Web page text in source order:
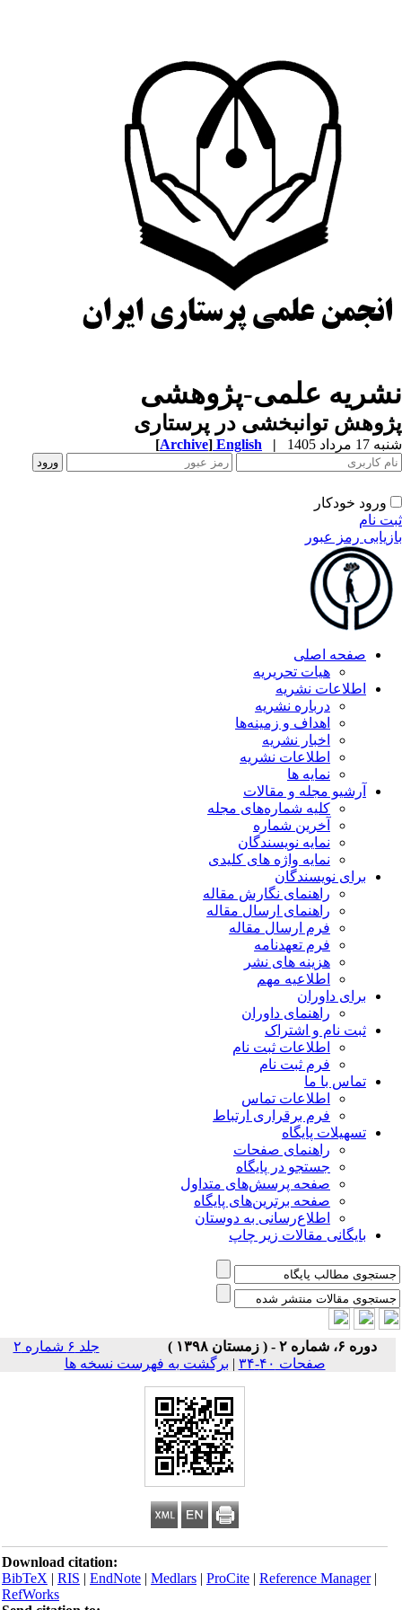
علمی-پژوهشی
توانبخشی در پرستاری
مرداد 1405 |
English
[Archive]
ورود خودکار
نام
رمز عبور
صفحه اصلی
هیات تحریریه
اطلاعات نشریه
درباره نشریه
اهداف و زمینه‌ها
اخبار نشریه
اطلاعات نشریه
نمایه ها
آرشیو مجله و مقالات
کلیه شماره‌های مجله
آخرین شماره
نمایه نویسندگان
نمایه واژه های کلیدی
برای نویسندگان
راهنمای نگارش مقاله
راهنمای ارسال مقاله
فرم ارسال مقاله
فرم تعهدنامه
هزینه های نشر
اطلاعیه مهم
برای داوران
راهنمای داوران
ثبت نام و اشتراک
اطلاعات ثبت نام
فرم ثبت نام
تماس با ما
اطلاعات تماس
فرم برقراری ارتباط
تسهیلات پایگاه
راهنمای صفحات
جستجو در پایگاه
صفحه پرسش‌های متداول
صفحه برترین‌های پایگاه
اطلاع‌رسانی به دوستان
بایگانی مقالات زیر چاپ
دوره ۶، شماره ۲ - ( زمستان ۱۳۹۸ )
جلد ۶ شماره ۲
صفحات ۴۰-۳۴
|برگشت به فهرست نسخه ها
Download citation:
BibTeX|RIS|EndNote|Medlars|ProCite|Reference Manager
RefWorks